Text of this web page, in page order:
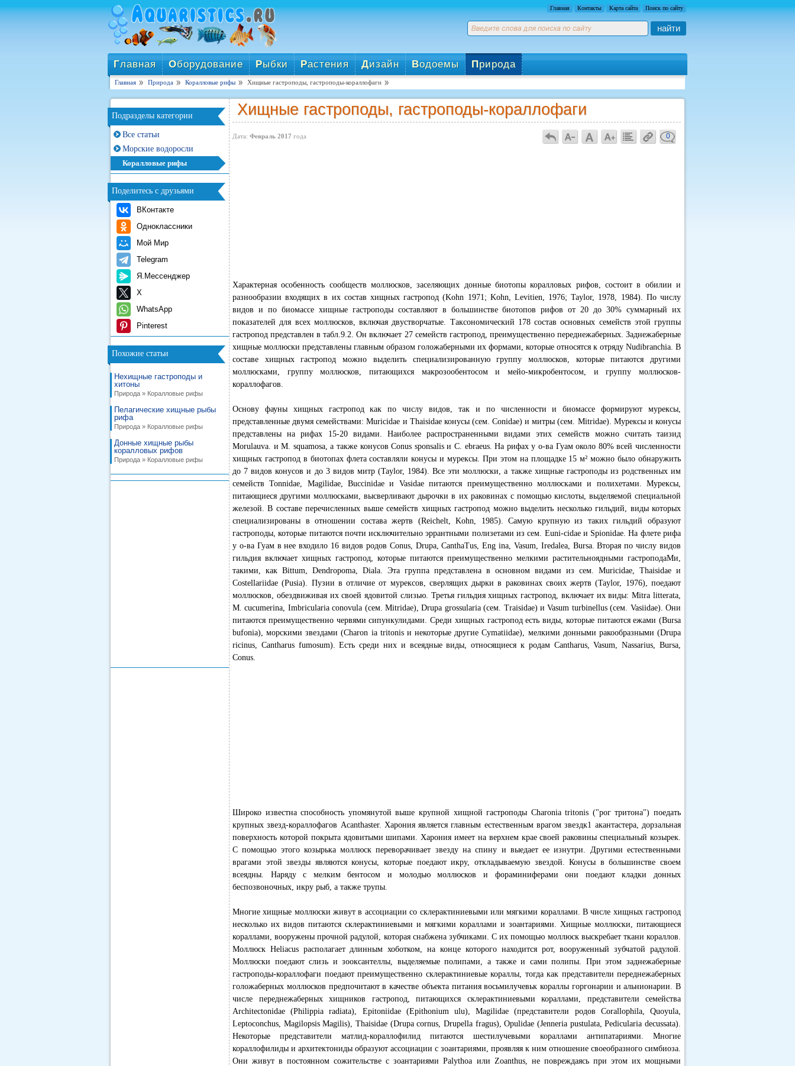
Главная Контакты Карта сайта Поиск по сайту
найти
Главная Оборудование Рыбки Растения Дизайн Водоемы Природа
Главная Природа Коралловые рифы Хищные гастроподы, гастроподы-кораллофаги
Подразделы категории
Все статьи
Морские водоросли
Коралловые рифы
Поделитесь с друзьями
ВКонтакте
Одноклассники
Мой Мир
Telegram
Я.Мессенджер
X
WhatsApp
Pinterest
Похожие статьи
Нехищные гастроподы и
хитоны
Природа » Коралловые рифы
Пелагические хищные рыбы
рифа
Природа » Коралловые рифы
Донные хищные рыбы
коралловых рифов
Природа » Коралловые рифы
Хищные гастроподы, гастроподы-кораллофаги
Дата: Февраль 2017 года 0
Характерная особенность сообществ моллюсков, заселяющих донные биотопы коралловых рифов, состоит в обилии и
разнообразии входящих в их состав хищных гастропод (Kohn 1971; Kohn, Levitien, 1976; Taylor, 1978, 1984). По числу
видов и по биомассе хищные гастроподы составляют в большинстве биотопов рифов от 20 до 30% суммарный их
показателей для всех моллюсков, включая двустворчатые. Таксономический 178 состав основных семейств этой группы
гастропод представлен в табл.9.2. Он включает 27 семейств гастропод, преимущественно переднежаберных. Заднежаберные
хищные моллюски представлены главным образом голожаберными их формами, которые относятся к отряду Nudibranchia. В
составе хищных гастропод можно выделить специализированную группу моллюсков, которые питаются другими
моллюсками, группу моллюсков, питающихся макрозообентосом и мейо-микробентосом, и группу моллюсков-
кораллофагов.
Основу фауны хищных гастропод как по числу видов, так и по численности и биомассе формируют мурексы,
представленные двумя семействами: Muricidae и Thaisidae конусы (сем. Conidae) и митры (сем. Mitridae). Мурексы и конусы
представлены на рифах 15-20 видами. Наиболее распространенными видами этих семейств можно считать таизид
Morulauva. и М. squamosa, а также конусов Conus sponsalis и С. ebraeus. На рифах у о-ва Гуам около 80% всей численности
хищных гастропод в биотопах флета составляли конусы и мурексы. При этом на площадке 15 м² можно было обнаружить
до 7 видов конусов и до 3 видов митр (Taylor, 1984). Все эти моллюски, а также хищные гастроподы из родственных им
семейств Tonnidae, Magilidae, Buccinidae и Vasidae питаются преимущественно моллюсками и полихетами. Мурексы,
питающиеся другими моллюсками, высверливают дырочки в их раковинах с помощью кислоты, выделяемой специальной
железой. В составе перечисленных выше семейств хищных гастропод можно выделить несколько гильдий, виды которых
специализированы в отношении состава жертв (Reichelt, Kohn, 1985). Самую крупную из таких гильдий образуют
гастроподы, которые питаются почти исключительно эррантными полизетами из сем. Euni-cidae и Spionidae. На флете рифа
у о-ва Гуам в нее входило 16 видов родов Conus, Drupa, CanthaTus, Eng ina, Vasum, Iredalea, Bursa. Вторая по числу видов
гильдия включает хищных гастропод, которые питаются преимущественно мелкими растительноядными гастроподаМи,
такими, как Bittum, Dendropoma, Diala. Эта группа представлена в основном видами из сем. Muricidae, Thaisidae и
Costellariidae (Pusia). Пузии в отличие от мурексов, сверлящих дырки в раковинах своих жертв (Taylor, 1976), поедают
моллюсков, обездвиживая их своей ядовитой слизью. Третья гильдия хищных гастропод, включает их виды: Mitra litterata,
М. cucumerina, Imbricularia conovula (сем. Mitridae), Drupa grossularia (сем. Traisidae) и Vasum turbinellus (сем. Vasiidae). Они
питаются преимущественно червями сипункулидами. Среди хищных гастропод есть виды, которые питаются ежами (Bursa
bufonia), морскими звездами (Charon ia tritonis и некоторые другие Cymatiidae), мелкими донными ракообразными (Drupa
ricinus, Cantharus fumosum). Есть среди них и всеядные виды, относящиеся к родам Cantharus, Vasum, Nassarius, Bursa,
Conus.
Широко известна способность упомянутой выше крупной хищной гастроподы Charonia tritonis ("рог тритона") поедать
крупных звезд-кораллофагов Acanthaster. Харония является главным естественным врагом звездк1 акантастера, дорзальная
поверхность которой покрыта ядовитыми шипами. Харония имеет на верхнем крае своей раковины специальный козырек.
С помощью этого козырька моллюск переворачивает звезду на спину и выедает ее изнутри. Другими естественными
врагами этой звезды являются конусы, которые поедают икру, откладываемую звездой. Конусы в большинстве своем
всеядны. Наряду с мелким бентосом и молодью моллюсков и фораминиферами они поедают кладки донных
беспозвоночных, икру рыб, а также трупы.
Многие хищные моллюски живут в ассоциации со склерактиниевыми или мягкими кораллами. В числе хищных гастропод
несколько их видов питаются склерактиниевыми и мягкими кораллами и зоантариями. Хищные моллюски, питающиеся
кораллами, вооружены прочной радулой, которая снабжена зубчиками. С их помощью моллюск выскребает ткани кораллов.
Моллюск Heliacus располагает длинным хоботком, на конце которого находится рот, вооруженный зубчатой радулой.
Моллюски поедают слизь и зооксантеллы, выделяемые полипами, а также и сами полипы. При этом заднежаберные
гастроподы-кораллофаги поедают преимущественно склерактиниевые кораллы, тогда как представители переднежаберных
голожаберных моллюсков предпочитают в качестве объекта питания восьмилучевьк кораллы горгонарии и альнионарии. В
числе переднежаберных хищников гастропод, питающихся склерактиниевыми кораллами, представители семейства
Architectonidae (Philippia radiata), Epitoniidae (Epithonium ulu), Magilidae (представители родов Corallophila, Quoyula,
Leptoconchus, Magilopsis Magilis), Thaisidae (Drupa cornus, Drupella fragus), Opulidae (Jenneria pustulata, Pedicularia decussata).
Некоторые представители матлид-кораллофилид питаются шестилучевыми кораллами антипатариями. Многие
кораллофилиды и архитектониды образуют ассоциации с зоантариями, проявляя к ним отношение своеобразного симбиоза.
Они живут в постоянном сожительстве с зоантариями Palythoa или Zoanthus, не повреждаясь при этом их мощными